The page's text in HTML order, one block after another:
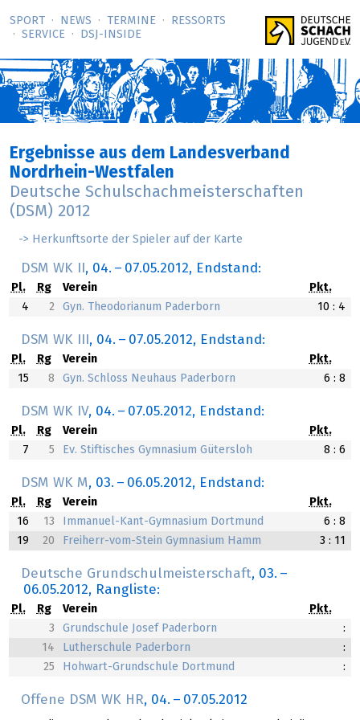
SPORT NEWS TERMINE
RESSORTS
SERVICE
DSJ-­INSIDE
Ergebnisse aus dem Landesverband
Nordrhein-Westfalen
Deutsche Schulschachmeisterschaften
(DSM) 2012
-> Herkunftsorte der Spieler auf der Karte
DSM WK II , 04. – 07.05.2012, Endstand:
Pl. Rg Verein
Pkt.
4
2 Gyn. Theodorianum Paderborn 10 : 4
DSM WK III , 04. – 07.05.2012, Endstand:
Pl. Rg Verein
Pkt.
15
8 Gyn. Schloss Neuhaus Paderborn 6 : 8
DSM WK IV, 04. – 07.05.2012, Endstand:
Pl. Rg Verein
Pkt.
7
5 Ev. Stiftisches Gymnasium Gütersloh 8 : 6
DSM WK M, 03. – 06.05.2012, Endstand:
Pl. Rg Verein
Pkt.
16
13 Immanuel-Kant-Gymnasium Dortmund
6 : 8
19
20 Freiherr-vom-Stein Gymnasium Hamm 3 : 11
Deutsche Grundschulmeisterschaft, 03. –
06.05.2012, Rangliste:
Pl. Rg Verein
Pkt.
3
Grundschule Josef Paderborn
:
14
Lutherschule Paderborn
:
25
Hohwart-Grundschule Dortmund :
Offene DSM WK HR, 04. – 07.05.2012